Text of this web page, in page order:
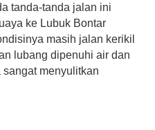
tanda-tanda jalan ini
ke Lubuk Bontar
masih jalan kerikil
lubang dipenuhi air dan
menyulitkan